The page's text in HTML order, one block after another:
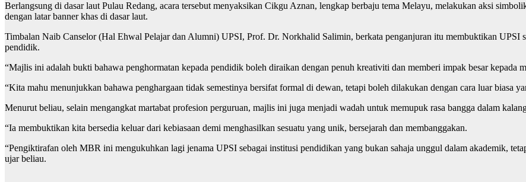
Berlangsung di dasar laut Pulau Redang, acara tersebut menyaksikan Cikgu Aznan, lengkap berbaju tema Melayu, melakukan aksi
dengan latar banner khas di dasar laut.
Timbalan Naib Canselor (Hal Ehwal Pelajar dan Alumni) UPSI, Prof. Dr. Norkhalid Salimin, berkata penganjuran itu membuktikan UPSI
pendidik.
“Majlis ini adalah bukti bahawa penghormatan kepada pendidik boleh diraikan dengan penuh kreativiti dan memberi impak besar kepada
“Kita mahu menunjukkan bahawa penghargaan tidak semestinya bersifat formal di dewan, tetapi boleh dilakukan dengan cara luar biasa
Menurut beliau, selain mengangkat martabat profesion perguruan, majlis ini juga menjadi wadah untuk memupuk rasa bangga dalam
“Ia membuktikan kita bersedia keluar dari kebiasaan demi menghasilkan sesuatu yang unik, bersejarah dan membanggakan.
“Pengiktirafan oleh MBR ini mengukuhkan lagi jenama UPSI sebagai institusi pendidikan yang bukan sahaja unggul dalam akademik,
ujar beliau.